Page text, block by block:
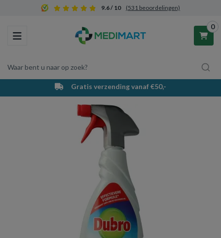
9.6 / 10 (531 beoordelingen)
Toggle navigation
Waar bent u naar op zoek?
0
Winkelwagen
Uw winkelwagen is leeg.
Vul hem met producten.
Gratis verzending vanaf €50,-